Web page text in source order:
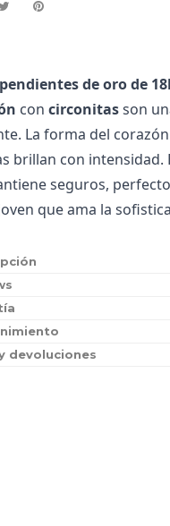
pendientes de oro de
con circonitas son
La forma del
brillan con intensidad.
seguros,
que ama la
devoluciones